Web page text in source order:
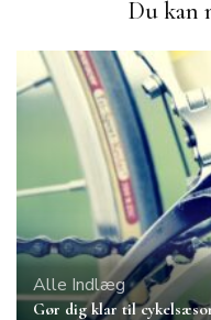
Du kan
Alle Indlæg
Gør dig klar til